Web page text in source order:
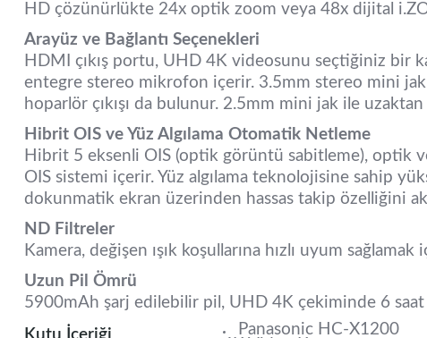
HD çözünürlükte 24x optik zoom veya 48x dijital
Arayüz ve Bağlantı Seçenekleri
HDMI çıkış portu, UHD 4K videosunu seçtiğiniz bir
entegre stereo mikrofon içerir. 3.5mm stereo mini
hoparlör çıkışı da bulunur. 2.5mm mini jak ile
Hibrit OIS ve Yüz Algılama Otomatik Netleme
Hibrit 5 eksenli OIS (optik görüntü sabitleme), optik
OIS sistemi içerir. Yüz algılama teknolojisine sahip
dokunmatik ekran üzerinden hassas takip özelliğini
ND Filtreler
Kamera, değişen ışık koşullarına hızlı uyum
Uzun Pil Ömrü
5900mAh şarj edilebilir pil, UHD 4K çekiminde 6 saat
Panasonic HC-X1200